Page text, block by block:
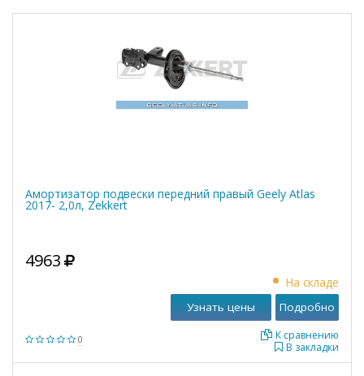
Амортизатор подвески передний правый Geely Atlas
2017- 2,0л, Zekkert
0
4963
На складе
В закладки
К сравнению
Узнать цены Подробно